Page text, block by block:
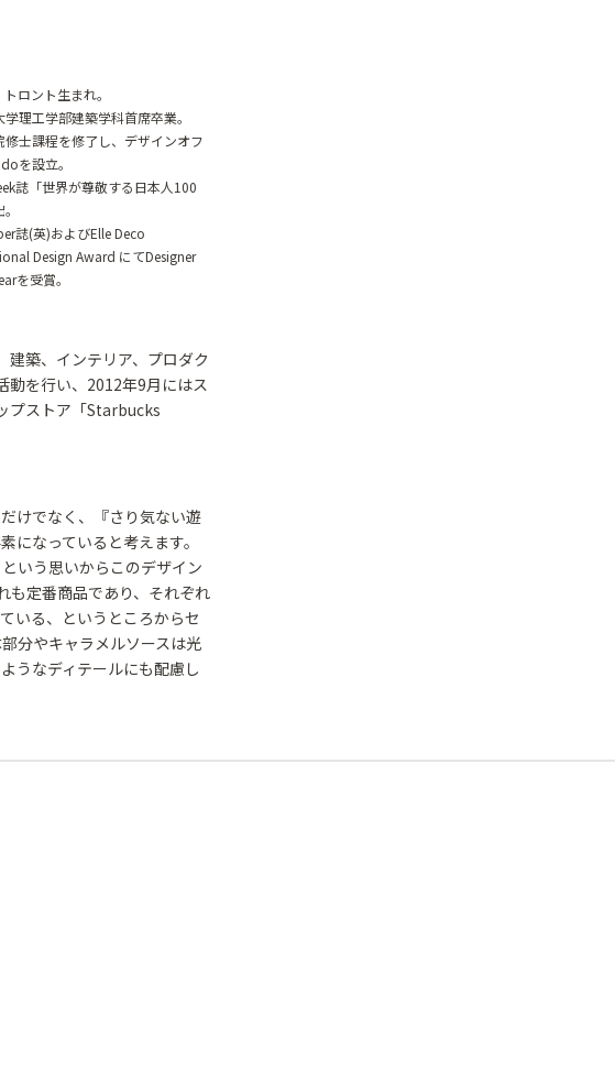
ロント生まれ。
学理工学部建築学科首席卒業。
修士課程を修了し、デザインオフ
を設立。
誌「世界が尊敬する日本人100
誌(英)およびElle Deco
Design Award にてDesigner
を受賞。
築、インテリア、プロダク
動を行い、2012年9月にはス
プストア「Starbucks
けでなく、『さり気ない遊
になっていると考えます。
いう思いからこのデザイン
も定番商品であり、それぞれ
いる、というところからセ
分やキャラメルソースは光
うなディテールにも配慮し